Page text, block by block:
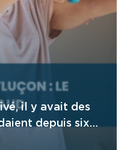
il y avait des
depuis six
Renaud sur son